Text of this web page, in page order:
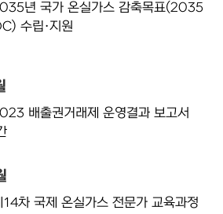
년 국가 온실가스 감축목표(2035
수립·지원
배출권거래제 운영결과 보고서
14차 국제 온실가스 전문가 교육과정